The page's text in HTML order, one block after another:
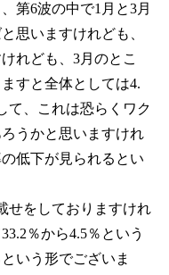
第6波の中で1月と3月
思いますけれども、
れども、3月のとこ
すと全体としては4.
て、これは恐らくワク
うかと思いますけれ
低下が見られるとい
せをしておりますけれ
％から4.5％という
いう形でございま